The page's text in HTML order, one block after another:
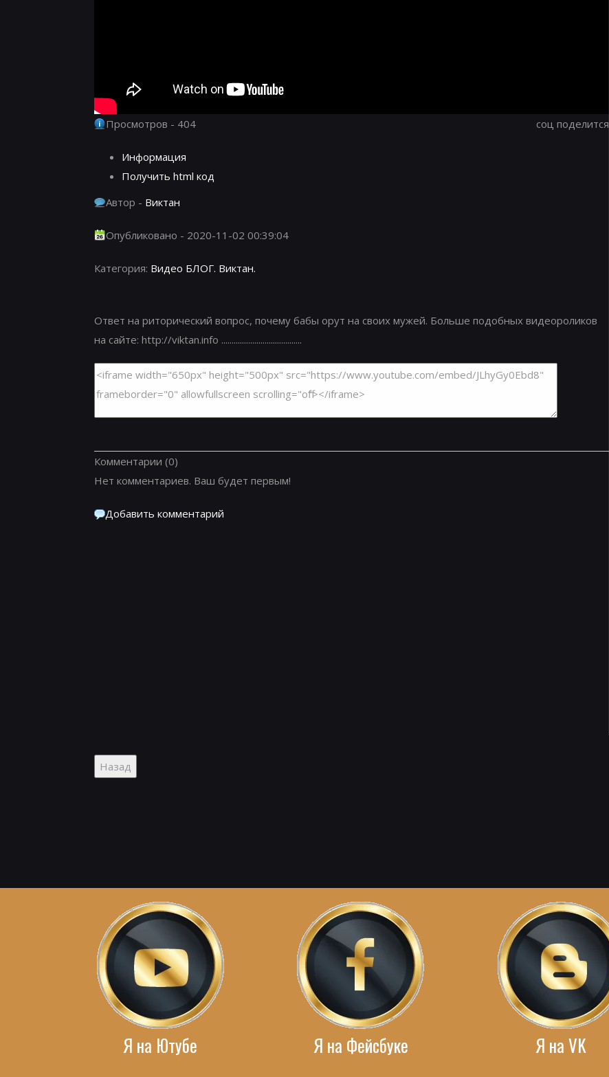
Просмотров - 404 соц поделится
Информация
Получить html код
Автор - Виктан
Опубликовано - 2020-11-02 00:39:04
Категория: Видео БЛОГ. Виктан.
Ответ на риторический вопрос, почему бабы орут на своих мужей. Больше подобных видеороликов
на сайте: http://viktan.info .......................................
Комментарии (0)
Нет комментариев. Ваш будет первым!
Добавить комментарий
Я на Ютубе Я на Фейсбуке Я на VK